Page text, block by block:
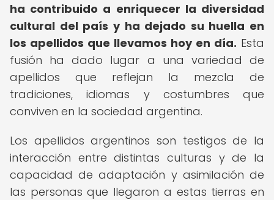
ha contribuido a enriquecer la diversidad
cultural del país y ha dejado su huella en
los apellidos que llevamos hoy en día. Esta
fusión ha dado lugar a una variedad de
apellidos que reflejan la mezcla de
tradiciones, idiomas y costumbres que
conviven en la sociedad argentina.
Los apellidos argentinos son testigos de la
interacción entre distintas culturas y de la
capacidad de adaptación y asimilación de
las personas que llegaron a estas tierras en